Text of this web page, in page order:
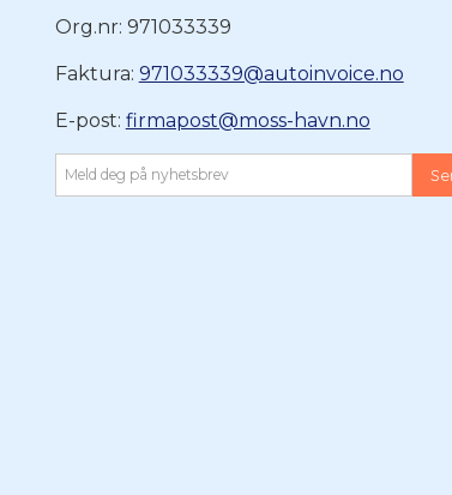
Org.nr: 971033339
Faktura: 971033339@autoinvoice.no
E-post: firmapost@moss-havn.no